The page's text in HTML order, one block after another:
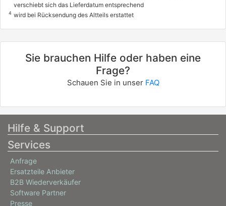
verschiebt sich das Lieferdatum entsprechend
4 wird bei Rücksendung des Altteils erstattet
Sie brauchen Hilfe oder haben eine
Frage?
Schauen Sie in unser FAQ
Hilfe & Support
Services
Anfrage
Ersatzteile Anbieter
B2B Wiederverkäufer
Software Partner
Presse